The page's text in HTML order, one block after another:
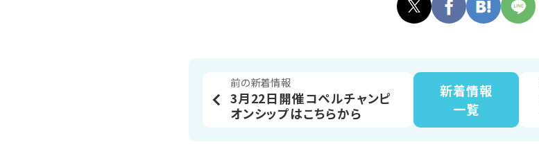
前の新着情報
3月22日開催コペルチャンピ
オンシップはこちらから
新着情報
一覧